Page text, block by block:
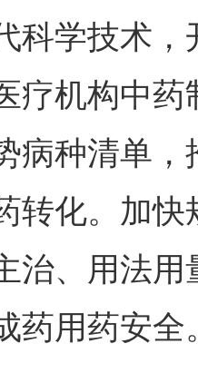
科学技术
疗机构中
病种清单
转化。加
治、用法
药用药安全